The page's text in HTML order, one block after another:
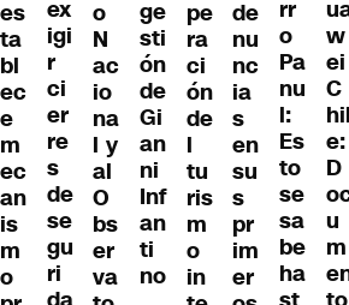
es
ta
bl
ec
e
m
ec
an
is
m
o
ex
igi
r
ci
er
re
s
de
se
gu
ri
o
N
ac
io
na
l y
al
O
bs
er
va
ge
sti
ón
de
Gi
an
ni
Inf
an
ti
no
pe
ra
ci
ón
de
l
tu
ris
m
o
in
de
nu
nc
ia
s
en
su
s
pr
im
er
rr
o
Pa
nu
l:
Es
to
se
sa
be
ha
w
ei
C
hil
e:
D
u
m